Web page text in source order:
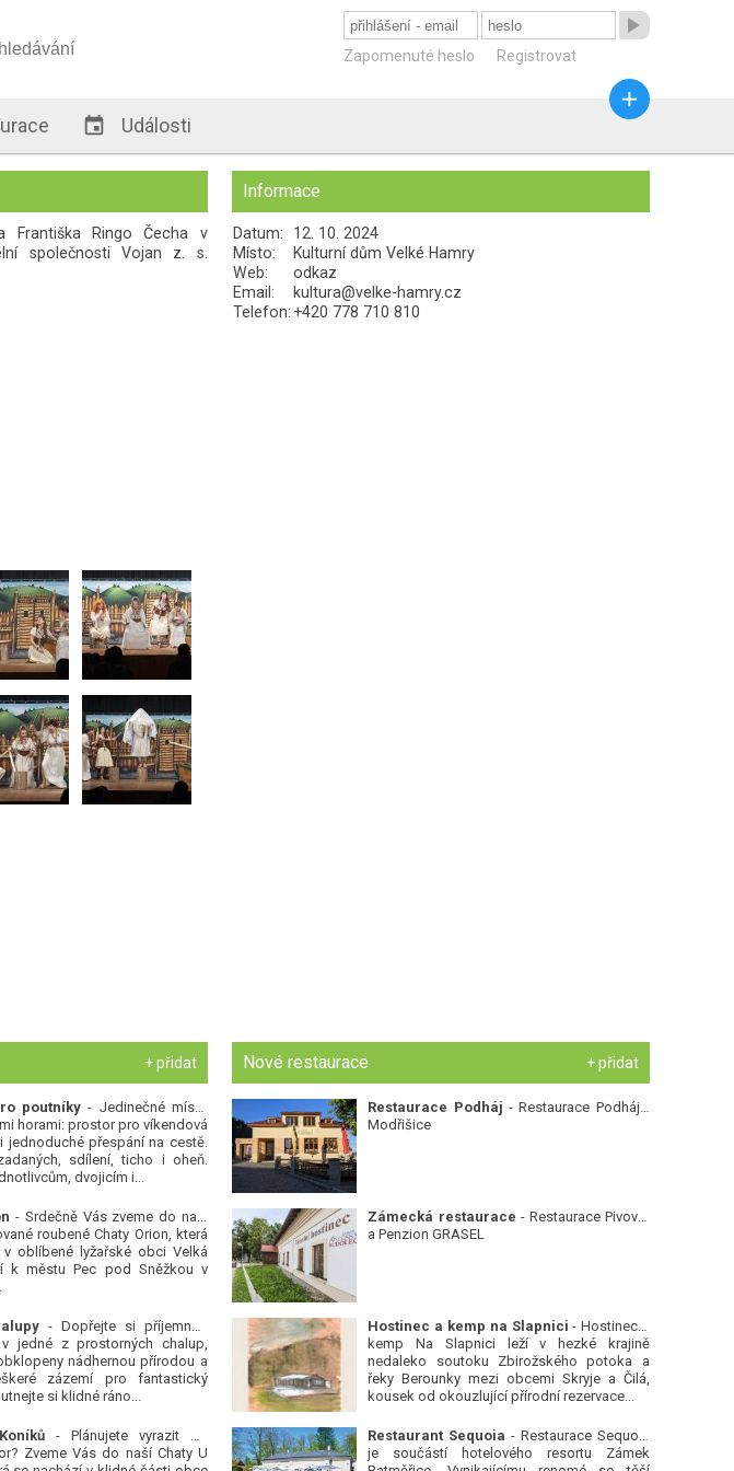

Zapomenuté heslo Registrovat
 Události

Františka Ringo Čecha v
společnosti Vojan z. s.
Informace
Datum:
12. 10. 2024
Místo:
Kulturní dům Velké Hamry
Web:
odkaz
Email:
kultura@velke-hamry.cz
Telefon: +420 778 710 810
+ přidat
poutníky - Jedinečné místo
horami: prostor pro víkendová
jednoduché přespání na cestě.
sdílení, ticho i oheň.
dvojicím i...
- Srdečně Vás zveme do naší
roubené Chaty Orion, která
v oblíbené lyžařské obci Velká
k městu Pec pod Sněžkou v
- Dopřejte si příjemnou
jedné z prostorných chalup,
nádhernou přírodou a
zázemí pro fantastický
si klidné ráno...
- Plánujete vyrazit do
Zveme Vás do naší Chaty U
Nové restaurace + přidat
Restaurace Podháj - Restaurace Podháj -
Modřišice
Zámecká restaurace - Restaurace Pivovar
a Penzion GRASEL
Hostinec a kemp na Slapnici - Hostinec a
kemp Na Slapnici leží v hezké krajině
nedaleko soutoku Zbirožského potoka a
řeky Berounky mezi obcemi Skryje a Čilá,
kousek od okouzlující přírodní rezervace...
Restaurant Sequoia - Restaurace Sequoia
je součástí hotelového resortu Zámek